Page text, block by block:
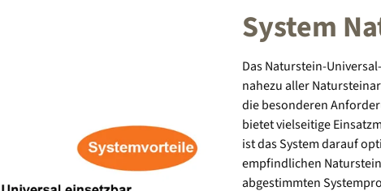
System
Das Naturstein-
nahezu aller
die besonderen
bietet vielseitige
ist das System darauf
empfindlichen
abgestimmten